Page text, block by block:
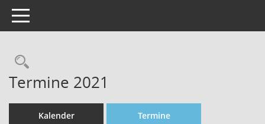
Toggle navigation
Rechercheauswahl
Termine 2021
Kalender Termine